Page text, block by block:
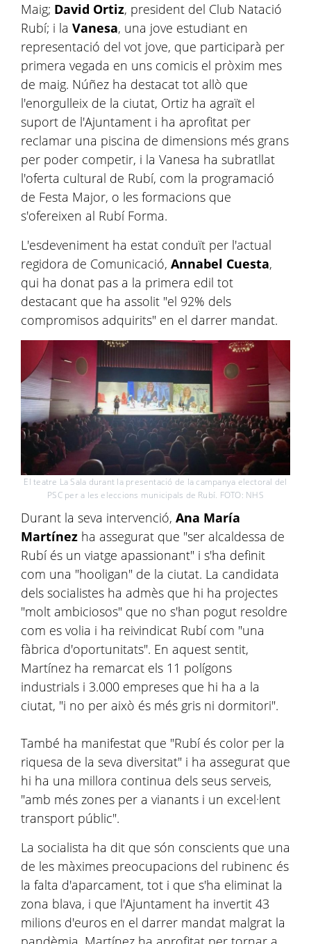
Maig; David Ortiz, president del Club Natació
Rubí; i la Vanesa, una jove estudiant en
representació del vot jove, que participarà per
primera vegada en uns comicis el pròxim mes
de maig. Núñez ha destacat tot allò que
l'enorgulleix de la ciutat, Ortiz ha agraït el
suport de l'Ajuntament i ha aprofitat per
reclamar una piscina de dimensions més grans
per poder competir, i la Vanesa ha subratllat
l'oferta cultural de Rubí, com la programació
de Festa Major, o les formacions que
s'ofereixen al Rubí Forma.
L'esdeveniment ha estat conduït per l'actual
regidora de Comunicació, Annabel Cuesta,
qui ha donat pas a la primera edil tot
destacant que ha assolit "el 92% dels
compromisos adquirits" en el darrer mandat.
El teatre La Sala durant la presentació de la campanya electoral del
PSC per a les eleccions municipals de Rubí. FOTO: NHS
Durant la seva intervenció, Ana María
Martínez ha assegurat que "ser alcaldessa de
Rubí és un viatge apassionant" i s'ha definit
com una "hooligan" de la ciutat. La candidata
dels socialistes ha admès que hi ha projectes
"molt ambiciosos" que no s'han pogut resoldre
com es volia i ha reivindicat Rubí com "una
fàbrica d'oportunitats". En aquest sentit,
Martínez ha remarcat els 11 polígons
industrials i 3.000 empreses que hi ha a la
ciutat, "i no per això és més gris ni dormitori".
També ha manifestat que "Rubí és color per la
riquesa de la seva diversitat" i ha assegurat que
hi ha una millora continua dels seus serveis,
"amb més zones per a vianants i un excel·lent
transport públic".
La socialista ha dit que són conscients que una
de les màximes preocupacions del rubinenc és
la falta d'aparcament, tot i que s'ha eliminat la
zona blava, i que l'Ajuntament ha invertit 43
milions d'euros en el darrer mandat malgrat la